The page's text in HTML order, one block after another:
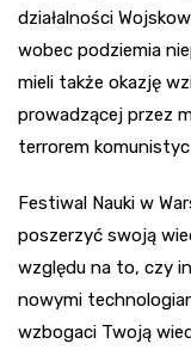
działalności
wobec podziemia
mieli także okazję
prowadzącej przez
terrorem
Festiwal Nauki w
poszerzyć swoją
względu na to, czy
nowymi
wzbogaci Twoją